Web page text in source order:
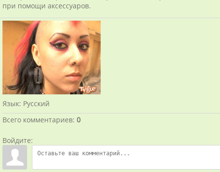
при помощи аксессуаров.
Язык: Русский
Всего комментариев: 0
Войдите: